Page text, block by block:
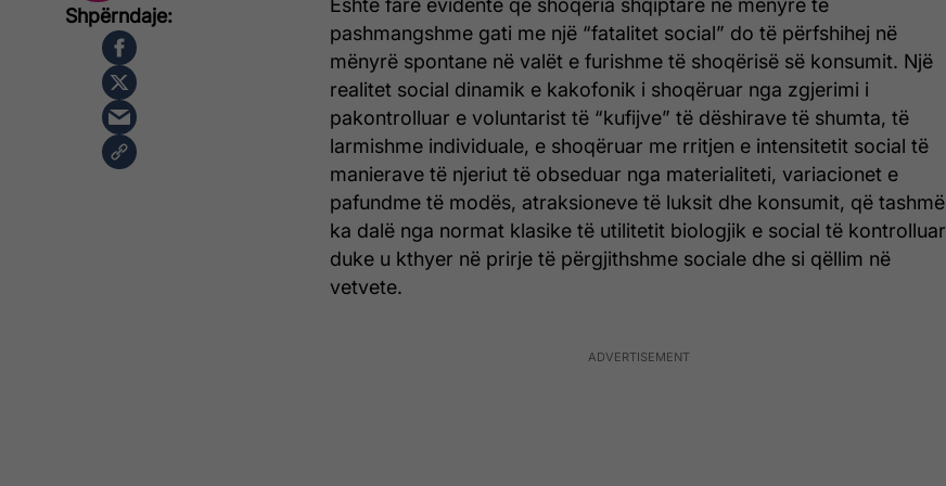
Është fare evidente që shoqëria shqiptare në mënyrë të
pashmangshme gati me një “fatalitet social” do të përfshihej në
mënyrë spontane në valët e furishme të shoqërisë së konsumit. Një
realitet social dinamik e kakofonik i shoqëruar nga zgjerimi i
pakontrolluar e voluntarist të “kufijve” të dëshirave të shumta, të
larmishme individuale, e shoqëruar me rritjen e intensitetit social të
manierave të njeriut të obseduar nga materialiteti, variacionet e
pafundme të modës, atraksioneve të luksit dhe konsumit, që tashmë
ka dalë nga normat klasike të utilitetit biologjik e social të kontrolluar
duke u kthyer në prirje të përgjithshme sociale dhe si qëllim në
vetvete.